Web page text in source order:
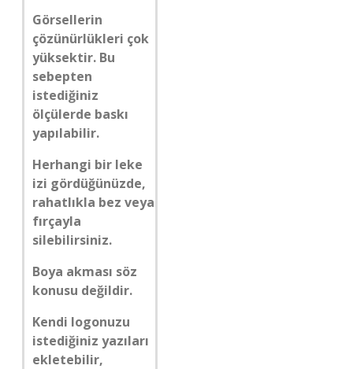
Görsellerin
çözünürlükleri çok
yüksektir. Bu
sebepten
istediğiniz
ölçülerde baskı
yapılabilir.
Herhangi bir leke
izi gördüğünüzde,
rahatlıkla bez veya
fırçayla
silebilirsiniz.
Boya akması söz
konusu değildir.
Kendi logonuzu
istediğiniz yazıları
ekletebilir,